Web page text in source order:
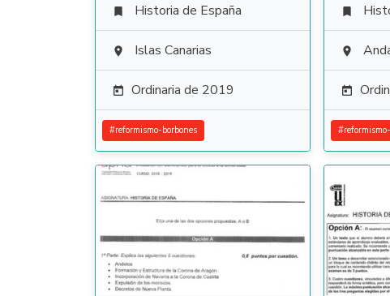
 Historia de España
 Islas Canarias
 Ordinaria de 2019
#reformismo-borbones



#